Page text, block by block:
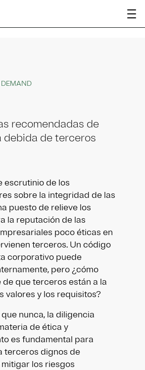
en el
2026
de IA.
recomendadas de
debida de terceros
escrutinio de los
sobre la integridad de las
puesto de relieve los
la reputación de las
poco éticas en
terceros. Un código
corporativo puede
pero ¿cómo
que terceros están a la
valores y los requisitos?
nunca, la diligencia
de ética y
es fundamental para
terceros dignos de
los riesgos